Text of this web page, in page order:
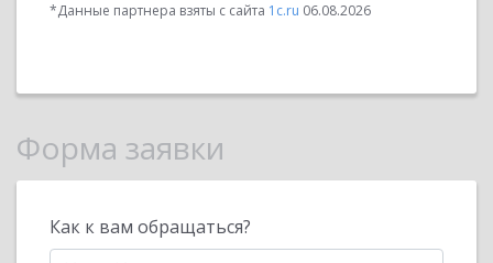
*Данные партнера взяты с сайта 1c.ru 06.08.2026
Форма заявки
Как к вам обращаться?